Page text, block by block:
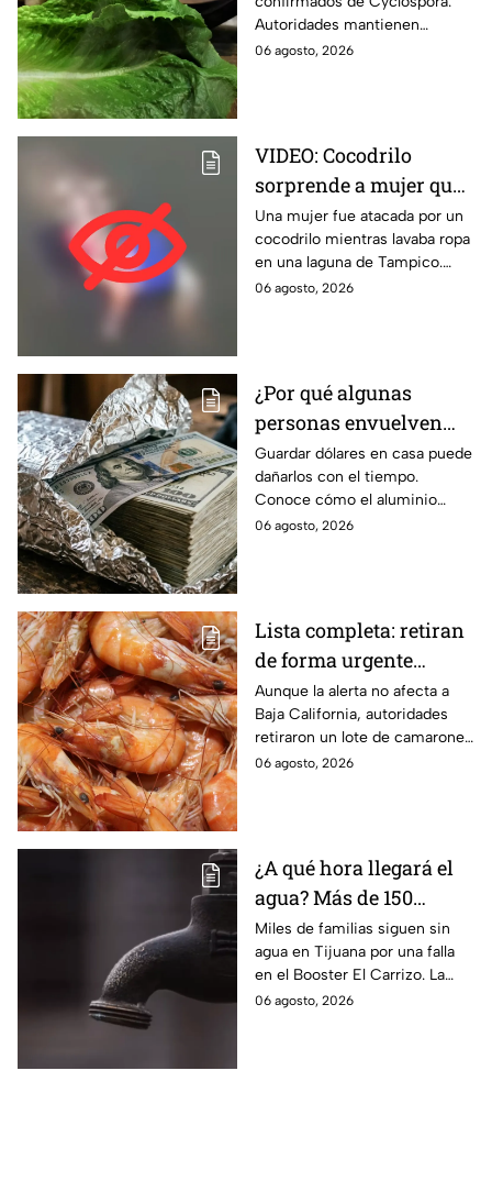
estados ya reportan
contagios
Autoridades mantienen
vigilancia e investigan posibles
06 agosto, 2026
VIDEO: Cocodrilo
sorprende a mujer que
lavaba ropa y la
arrastra al agua en
Tampico | FUERTES
IMÁGENES
Una mujer fue atacada por un
cocodrilo mientras lavaba ropa
en una laguna de Tampico.
Autoridades activaron un
06 agosto, 2026
¿Por qué algunas
personas envuelven
dólares en papel
aluminio? La razón
podría sorprenderte
Guardar dólares en casa puede
dañarlos con el tiempo.
Conoce cómo el aluminio
puede ayudar a proteger los
06 agosto, 2026
Lista completa: retiran
de forma urgente
camarones
contaminados con
salmonela
Aunque la alerta no afecta a
Baja California, autoridades
retiraron un lote de camarones
con salmonela en España;
06 agosto, 2026
¿A qué hora llegará el
agua? Más de 150
colonias de Tijuana
siguen sin servicio
Miles de familias siguen sin
agua en Tijuana por una falla
en el Booster El Carrizo. La
CESPT aún no confirma la hora
06 agosto, 2026